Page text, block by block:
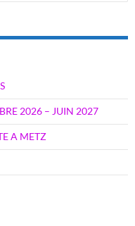
2026 – JUIN 2027
A METZ